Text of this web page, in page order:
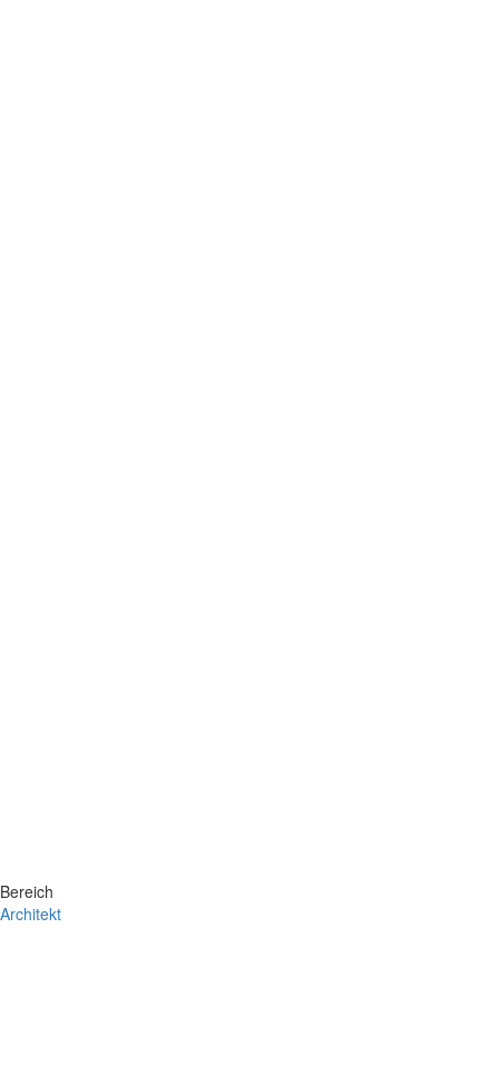
Bereich
Architekt